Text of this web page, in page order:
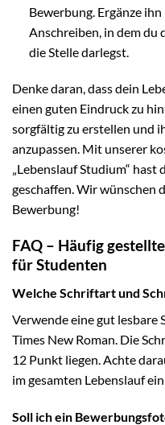
Bewerbung. Ergänze
Anschreiben, in dem
die Stelle darlegst.
Denke daran, dass dein
einen guten Eindruck zu
sorgfältig zu erstellen und
anzupassen. Mit unserer
„Lebenslauf Studium“
geschaffen. Wir wünschen
Bewerbung!
FAQ – Häufig
für Studenten
Welche Schriftart und
Verwende eine gut
Times New Roman. Die
12 Punkt liegen. Achte
im gesamten Lebenslauf
Soll ich ein